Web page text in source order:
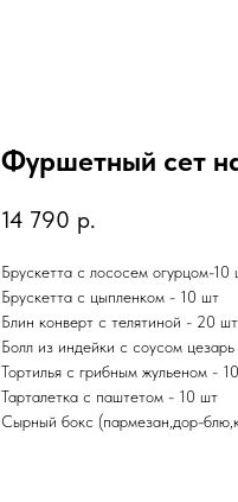
Фуршетный сет
14 790 р.
Брускетта с лососем огурцом-10
Брускетта с цыпленком - 10 шт
Блин конверт с телятиной - 20 шт
Болл из индейки с соусом
Тортилья с грибным жульеном -
Тарталетка с паштетом - 10 шт
Сырный бокс (пармезан,дор-